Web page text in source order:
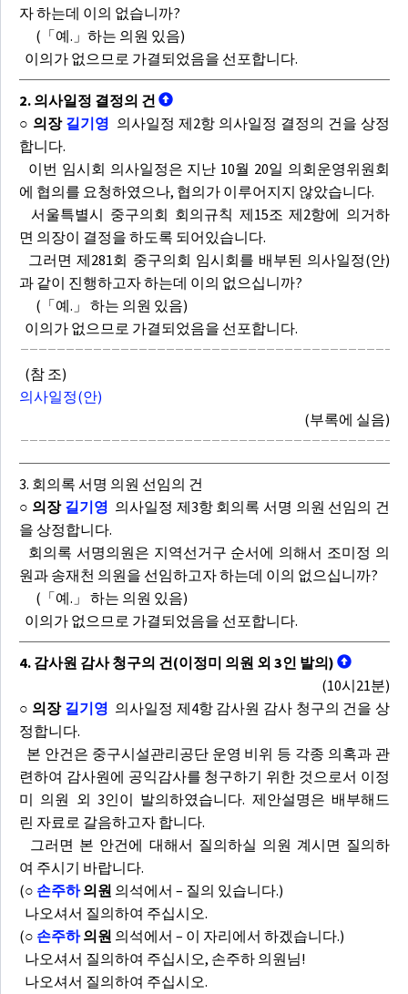
자 하는데 이의 없습니까?
(「예.」하는 의원 있음)
이의가 없으므로 가결되었음을 선포합니다.
2. 의사일정 결정의 건
○ 의장 길기영 의사일정 제2항 의사일정 결정의 건을 상정
합니다.
이번 임시회 의사일정은 지난 10월 20일 의회운영위원회
에 협의를 요청하였으나, 협의가 이루어지지 않았습니다.
서울특별시 중구의회 회의규칙 제15조 제2항에 의거하
면 의장이 결정을 하도록 되어있습니다.
그러면 제281회 중구의회 임시회를 배부된 의사일정(안)
과 같이 진행하고자 하는데 이의 없으십니까?
(「예.」 하는 의원 있음)
이의가 없으므로 가결되었음을 선포합니다.
(참 조)
의사일정(안)
(부록에 실음)
3. 회의록 서명 의원 선임의 건
○ 의장 길기영 의사일정 제3항 회의록 서명 의원 선임의 건
을 상정합니다.
회의록 서명의원은 지역선거구 순서에 의해서 조미정 의
원과 송재천 의원을 선임하고자 하는데 이의 없으십니까?
(「예.」 하는 의원 있음)
이의가 없으므로 가결되었음을 선포합니다.
4. 감사원 감사 청구의 건(이정미 의원 외 3인 발의)
(10시21분)
○ 의장 길기영 의사일정 제4항 감사원 감사 청구의 건을 상
정합니다.
본 안건은 중구시설관리공단 운영 비위 등 각종 의혹과 관
련하여 감사원에 공익감사를 청구하기 위한 것으로서 이정
미 의원 외 3인이 발의하였습니다. 제안설명은 배부해드
린 자료로 갈음하고자 합니다.
그러면 본 안건에 대해서 질의하실 의원 계시면 질의하
여 주시기 바랍니다.
(○ 손주하의원 의석에서 – 질의 있습니다.)
나오셔서 질의하여 주십시오.
(○ 손주하의원 의석에서 – 이 자리에서 하겠습니다.)
나오셔서 질의하여 주십시오, 손주하 의원님!
나오셔서 질의하여 주십시오.